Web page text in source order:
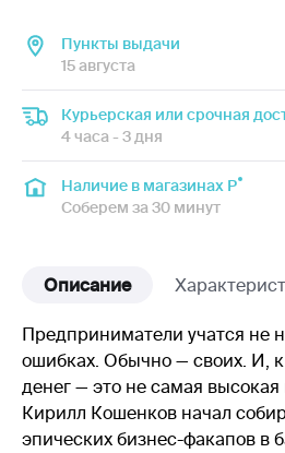
Пункты выдачи
15 августа
Курьерская или срочная
4 часа - 3 дня
Наличие в магазинах Р
Соберем за 30 минут
Описание
Предприниматели учатся не
ошибках. Обычно — своих. И,
денег — это не самая
Кирилл Кошенков начал
эпических бизнес-факапов в